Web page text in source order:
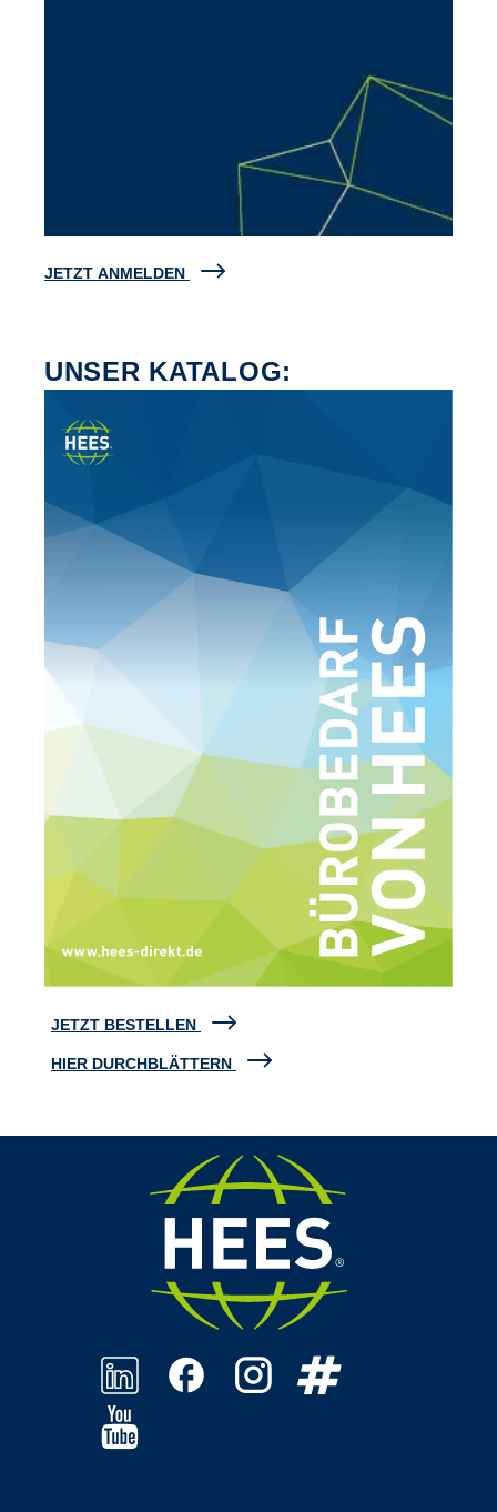
JETZT ANMELDEN
UNSER KATALOG:
JETZT BESTELLEN
HIER DURCHBLÄTTERN